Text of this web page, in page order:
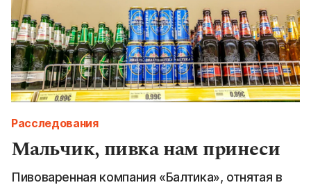
Расследования
Мальчик, пивка нам принеси
Пивоваренная компания «Балтика», отнятая в